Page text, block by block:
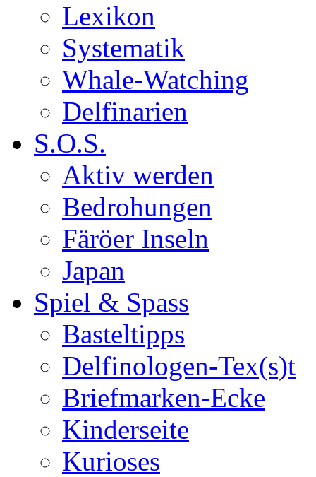
Lexikon
Systematik
Whale-Watching
Delfinarien
S.O.S.
Aktiv werden
Bedrohungen
Färöer Inseln
Japan
Spiel & Spass
Basteltipps
Delfinologen-Tex(s)t
Briefmarken-Ecke
Kinderseite
Kurioses